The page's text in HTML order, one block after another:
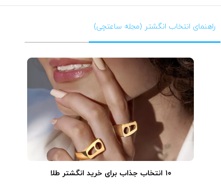
راهنمای انتخاب انگشتر (مجله ساعتچی)
۱۰ انتخاب جذاب برای خرید انگشتر طلا